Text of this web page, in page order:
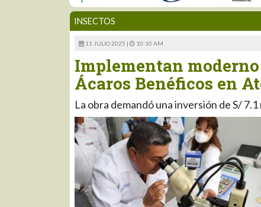
INSECTOS
11 JULIO 2025 | 10:10 AM
Implementan
Ácaros Benéficos en
La obra demandó una inversión de S/ 7.1